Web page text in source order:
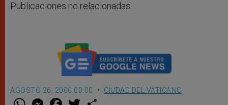
Publicaciones no relacionadas.
AGOSTO 26, 2000 00:00 CIUDAD DEL VATICANO
W M F